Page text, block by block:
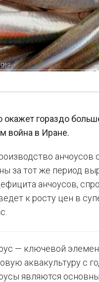
окажет гораздо
война в Иране.
анчоусов
за тот же период
анчоусов,
к росту цен в
— ключевой
аквакультуру с
являются